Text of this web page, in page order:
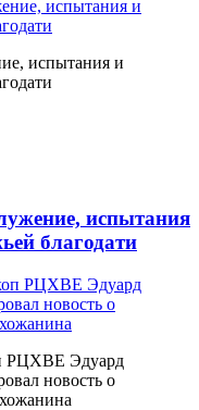
испытания и
испытания
благодати
РЦХВЕ Эдуард
новость о